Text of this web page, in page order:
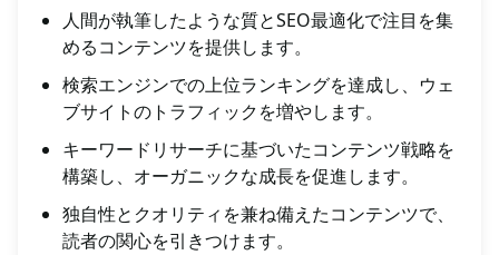
人間が執筆したような質とSEO最適化で注目を集
めるコンテンツを提供します。
検索エンジンでの上位ランキングを達成し、ウェ
ブサイトのトラフィックを増やします。
キーワードリサーチに基づいたコンテンツ戦略を
構築し、オーガニックな成長を促進します。
独自性とクオリティを兼ね備えたコンテンツで、
読者の関心を引きつけます。